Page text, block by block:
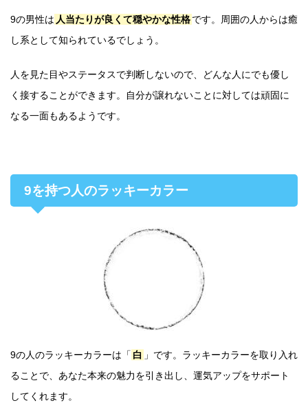
9の男性は 人当たりが良くて穏やかな性格です。周囲の人からは癒
し系として知られているでしょう。
人を見た目やステータスで判断しないので、どんな人にでも優し
く接することができます。自分が譲れないことに対しては頑固に
なる一面もあるようです。
9を持つ人のラッキーカラー
9の人のラッキーカラーは「 白 」です。ラッキーカラーを取り入れ
ることで、あなた本来の魅力を引き出し、運気アップをサポート
してくれます。